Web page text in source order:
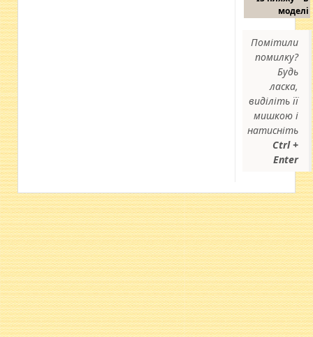
моделі
Помітили
помилку?
Будь
ласка,
виділіть її
мишкою і
натисніть
Ctrl +
Enter